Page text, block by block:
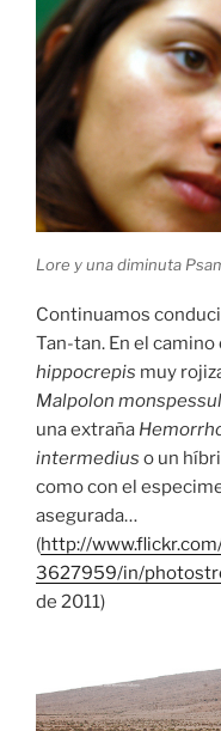
Lore y una diminuta
Continuamos
Tan-tan. En el
hippocrepis muy
Malpolon
una extraña
intermedius o un
como con el
asegurada…
(http://
3627959/in/
de 2011)